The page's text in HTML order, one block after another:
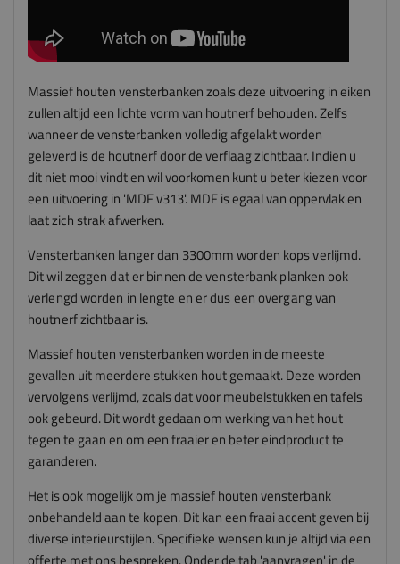
Massief houten vensterbanken zoals deze uitvoering in eiken
zullen altijd een lichte vorm van houtnerf behouden. Zelfs
wanneer de vensterbanken volledig afgelakt worden
geleverd is de houtnerf door de verflaag zichtbaar. Indien u
dit niet mooi vindt en wil voorkomen kunt u beter kiezen voor
een uitvoering in 'MDF v313'. MDF is egaal van oppervlak en
laat zich strak afwerken.
Vensterbanken langer dan 3300mm worden kops verlijmd.
Dit wil zeggen dat er binnen de vensterbank planken ook
verlengd worden in lengte en er dus een overgang van
houtnerf zichtbaar is.
Massief houten vensterbanken worden in de meeste
gevallen uit meerdere stukken hout gemaakt. Deze worden
vervolgens verlijmd, zoals dat voor meubelstukken en tafels
ook gebeurd. Dit wordt gedaan om werking van het hout
tegen te gaan en om een fraaier en beter eindproduct te
garanderen.
Het is ook mogelijk om je massief houten vensterbank
onbehandeld aan te kopen. Dit kan een fraai accent geven bij
diverse interieurstijlen. Specifieke wensen kun je altijd via een